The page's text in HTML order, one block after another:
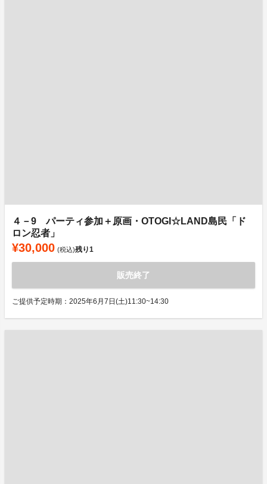
４－9 パーティ参加＋原画・OTOGI☆LAND島民「ド
ロン忍者」
¥30,000 (税込)残り1
販売終了
ご提供予定時期：2025年6月7日(土)11:30~14:30